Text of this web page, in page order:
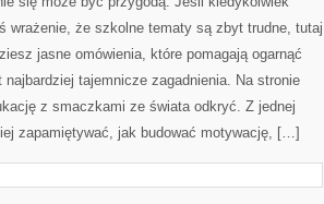
wrażenie, że szkolne tematy są zbyt trudne, tutaj
jasne omówienia, które pomagają ogarnąć
najbardziej tajemnicze zagadnienia. Na stronie
z smaczkami ze świata odkryć. Z jednej
zapamiętywać, jak budować motywację, […]